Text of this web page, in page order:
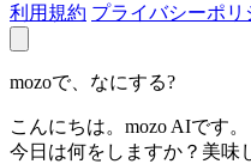
利用規約 プライバシーポリ
mozoで、なにする?
こんにちは。mozo AIです。
今日は何をしますか？美味